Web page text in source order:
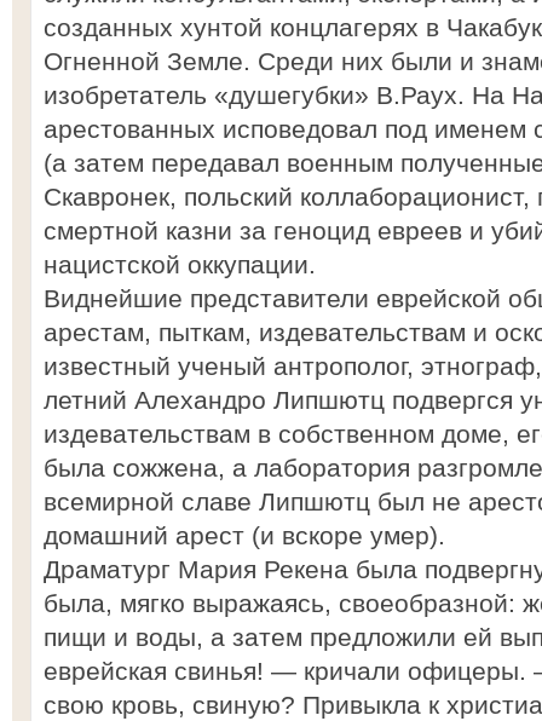
созданных хунтой концлагерях в
Огненной Земле. Среди них были и
изобретатель «душегубки» В.Раух. На
арестованных исповедовал под именем
(а затем передавал военным
Скавронек, польский
смертной казни за геноцид евреев и
нацистской оккупации.
Виднейшие представители еврейской
арестам, пыткам, издевательствам и
известный ученый антрополог,
летний Алехандро Липшютц подвергся
издевательствам в собственном доме,
была сожжена, а лаборатория
всемирной славе Липшютц был не
домашний арест (и вскоре умер).
Драматург Мария Рекена была
была, мягко выражаясь, своеобразной:
пищи и воды, а затем предложили ей
еврейская свинья! — кричали
свою кровь, свиную? Привыкла к